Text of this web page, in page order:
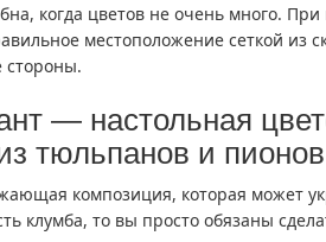
когда цветов не очень много.
местоположение сеткой из
стороны.
— настольная
тюльпанов и пионов
композиция, которая может
клумба, то вы просто обязаны